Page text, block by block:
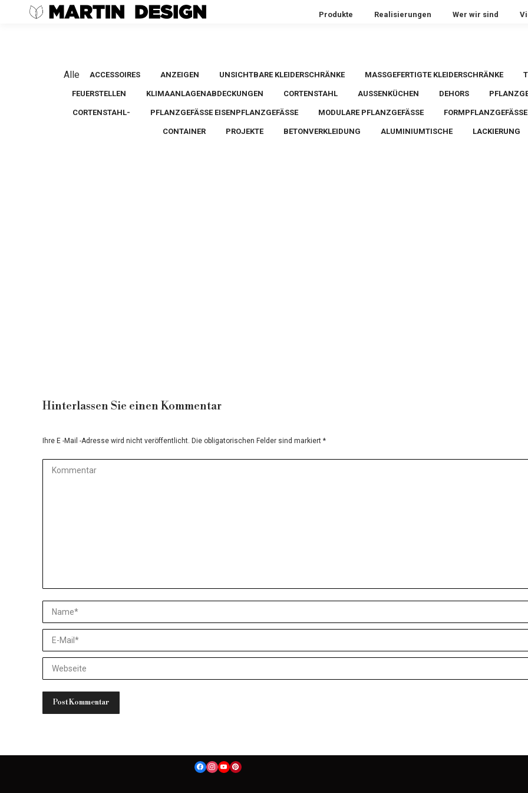
Produkte Realisierungen Wer wir sind
Alle ACCESSOIRES ANZEIGEN UNSICHTBARE KLEIDERSCHRÄNKE MASSGEFERTIGTE KLEIDERSCHRÄNKE
FEUERSTELLEN KLIMAANLAGENABDECKUNGEN CORTENSTAHL AUSSENKÜCHEN DEHORS
CORTENSTAHL- PFLANZGEFÄSSE EISENPFLANZGEFÄSSE MODULARE PFLANZGEFÄSSE FORMPFLANZGEFÄSSE
CONTAINER PROJEKTE BETONVERKLEIDUNG ALUMINIUMTISCHE LACKIERUNG
Hinterlassen Sie einen Kommentar
Ihre E -Mail -Adresse wird nicht veröffentlicht. Die obligatorischen Felder sind markiert *
Kommentar
Name *
E-Mail *
Website
Post Kommentar